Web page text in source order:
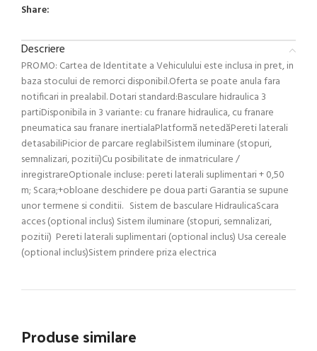
Share:
Descriere
PROMO: Cartea de Identitate a Vehiculului este inclusa in pret, in
baza stocului de remorci disponibil.Oferta se poate anula fara
notificari in prealabil. Dotari standard:Basculare hidraulica 3
partiDisponibila in 3 variante: cu franare hidraulica, cu franare
pneumatica sau franare inertialaPlatformă netedăPereti laterali
detasabiliPicior de parcare reglabilSistem iluminare (stopuri,
semnalizari, pozitii)Cu posibilitate de inmatriculare /
inregistrareOptionale incluse: pereti laterali suplimentari + 0,50
m; Scara;+obloane deschidere pe doua parti Garantia se supune
unor termene si conditii. Sistem de basculare HidraulicaScara
acces (optional inclus) Sistem iluminare (stopuri, semnalizari,
pozitii) Pereti laterali suplimentari (optional inclus) Usa cereale
(optional inclus)Sistem prindere priza electrica
Produse similare